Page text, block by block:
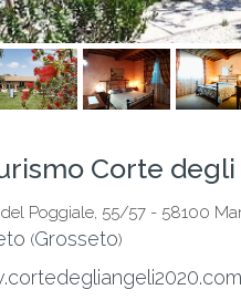
Corte degli
Poggiale, 55/57 - 58100
(Grosseto)